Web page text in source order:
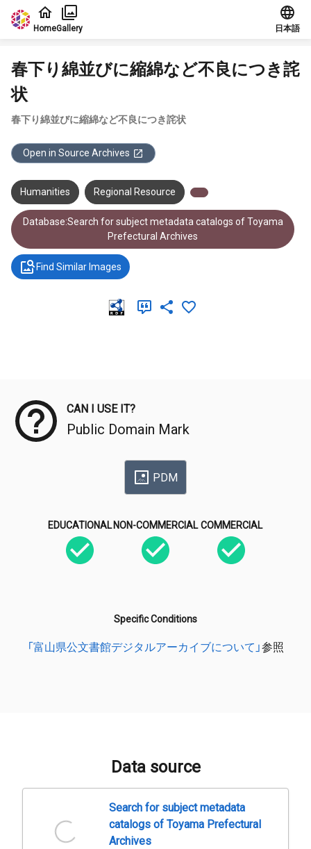
Jump to main content
HomeGallery 日本語
春下り綿並びに縮綿など不良につき詫
状
春下り綿並びに縮綿など不良につき詫状
Open in Source Archives
Humanities Regional Resource
Database:Search for subject metadata catalogs of Toyama
Prefectural Archives
Find Similar Images
CAN I USE IT?
Public Domain Mark
PDM
EDUCATIONAL NON-COMMERCIAL COMMERCIAL
Specific Conditions
「富山県公文書館デジタルアーカイブについて」参照
Data source
Search for subject metadata
catalogs of Toyama Prefectural
Archives